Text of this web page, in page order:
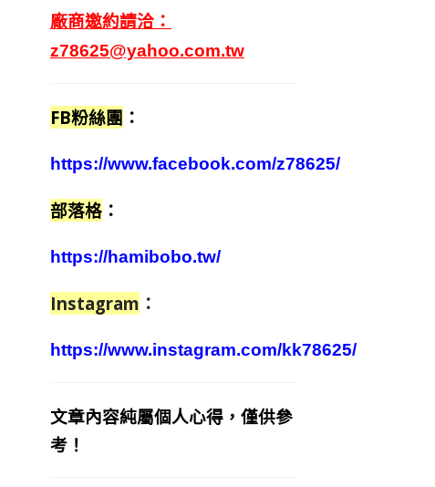
廠商邀約請洽：
z78625@yahoo.com.tw
FB粉絲團 ：
https://www.facebook.com/z78625/
部落格 ：
https://hamibobo.tw/
Instagram ：
https://www.instagram.com/kk78625/
文章內容純屬個人心得，僅供參
考！